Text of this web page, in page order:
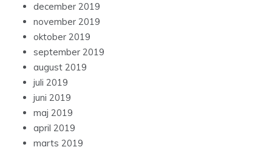
december 2019
november 2019
oktober 2019
september 2019
august 2019
juli 2019
juni 2019
maj 2019
april 2019
marts 2019